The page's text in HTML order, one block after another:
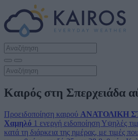
Καιρός στη Σπερχειάδα
Προειδοποίηση καιρού ΑΝΑΤΟΛΙΚΗ
Χαμηλό 1 ενεργή ειδοποίηση Υψηλές
κατά τη διάρκεια της ημέρας, με τιμές